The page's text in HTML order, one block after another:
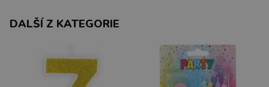
DALŠÍ Z KATEGORIE